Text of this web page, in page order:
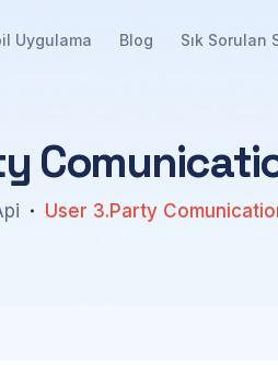
Uygulama Blog Sık Sorulan
y Comunicati
User 3.Party